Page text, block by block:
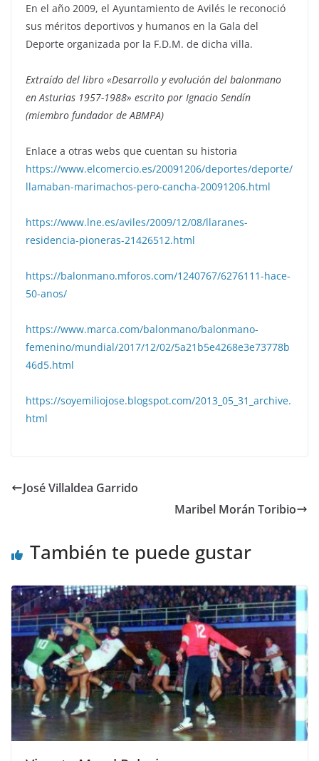
En el año 2009, el Ayuntamiento de Avilés le reconoció
sus méritos deportivos y humanos en la Gala del
Deporte organizada por la F.D.M. de dicha villa.
Extraído del libro «Desarrollo y evolución del balonmano
en Asturias 1957-1988» escrito por Ignacio Sendín
(miembro fundador de ABMPA)
Enlace a otras webs que cuentan su historia
https://www.elcomercio.es/20091206/deportes/deporte/
llamaban-marimachos-pero-cancha-20091206.html
https://www.lne.es/aviles/2009/12/08/llaranes-
residencia-pioneras-21426512.html
https://balonmano.mforos.com/1240767/6276111-hace-
50-anos/
https://www.marca.com/balonmano/balonmano-
femenino/mundial/2017/12/02/5a21b5e4268e3e73778b
46d5.html
https://soyemiliojose.blogspot.com/2013_05_31_archive.
html
José Villaldea Garrido
Maribel Morán Toribio
También te puede gustar